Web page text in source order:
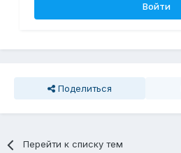
Войти
Поделиться
Перейти к списку тем